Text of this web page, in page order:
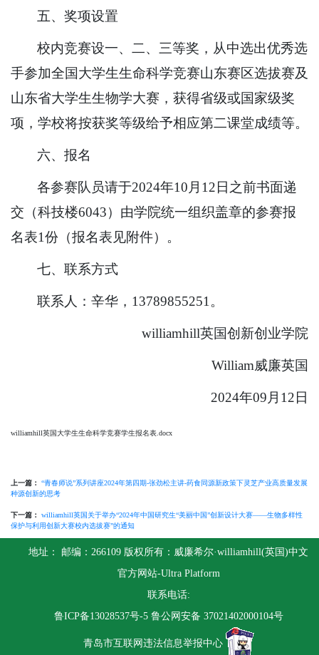
五、奖项设置
校内竞赛设一、二、三等奖，从中选出优秀选
手参加全国大学生生命科学竞赛山东赛区选拔赛及
山东省大学生生物学大赛，获得省级或国家级奖
项，学校将按获奖等级给予相应第二课堂成绩等。
六、报名
各参赛队员请于2024年10月12日之前书面递
交（科技楼6043）由学院统一组织盖章的参赛报
名表1份（报名表见附件）。
七、联系方式
联系人：辛华，13789855251。
williamhill英国创新创业学院
William威廉英国
2024年09月12日
williamhill英国大学生生命科学竞赛学生报名表.docx
上一篇：
“青春师说”系列讲座2024年第四期-张劲松主讲-药食同源新政策下灵芝产业高质量发展
种源创新的思考
下一篇：
williamhill英国关于举办“2024年中国研究生“美丽中国”创新设计大赛——生物多样性
保护与利用创新大赛校内选拔赛”的通知
地址： 邮编：266109 版权所有：威廉希尔·williamhill(英国)中文
官方网站-Ultra Platform
联系电话:
鲁ICP备13028537号-5 鲁公网安备 37021402000104号
青岛市互联网违法信息举报中心